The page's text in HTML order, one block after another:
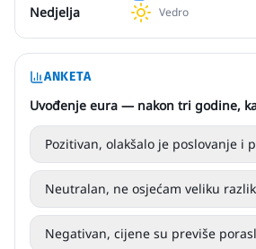
Nedjelja
Vedro
ANKETA
Uvođenje eura — nakon tri godine,
Pozitivan, olakšalo je poslovanje i
Neutralan, ne osjećam veliku
Negativan, cijene su previše